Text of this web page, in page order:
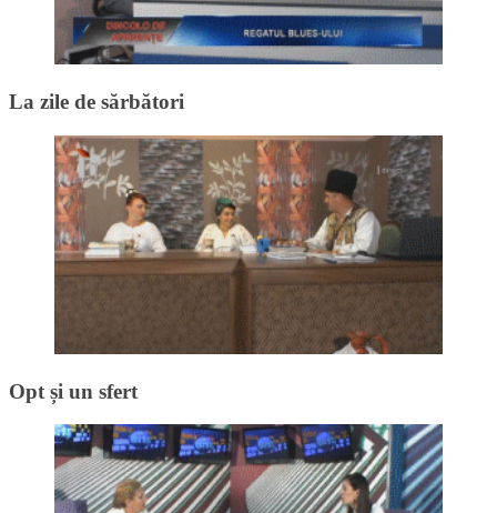
La zile de sărbători
Opt și un sfert